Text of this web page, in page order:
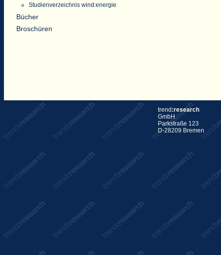
Studienverzeichnis wind:energie
Bücher
Broschüren
trend :research
GmbH
Parkstraße 123
D-28209 Bremen